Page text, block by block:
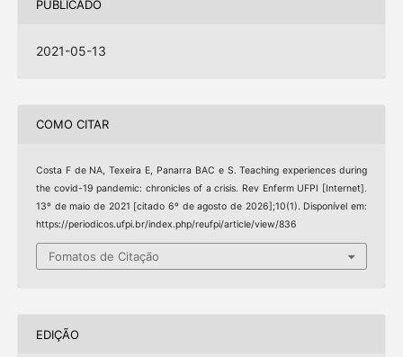
PUBLICADO
2021-05-13
COMO CITAR
Costa F de NA, Texeira E, Panarra BAC e S. Teaching experiences during
the covid-19 pandemic: chronicles of a crisis. Rev Enferm UFPI [Internet].
13º de maio de 2021 [citado 6º de agosto de 2026];10(1). Disponível em:
https://periodicos.ufpi.br/index.php/reufpi/article/view/836
Fomatos de Citação
EDIÇÃO